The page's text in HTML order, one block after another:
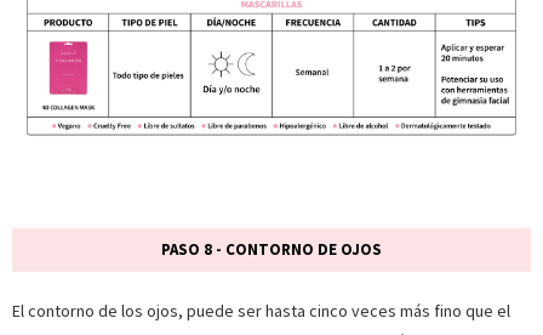
PASO 8 - CONTORNO DE OJOS
El contorno de los ojos, puede ser hasta cinco veces más fino que el